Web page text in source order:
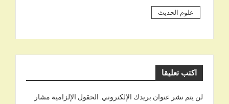
علوم الحديث
اكتب تعليقا
لن يتم نشر عنوان بريدك الإلكتروني. الحقول الإلزامية مشار